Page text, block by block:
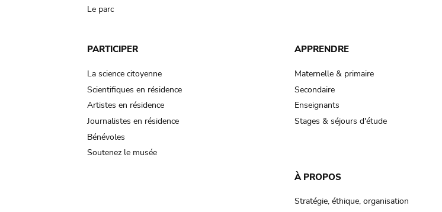
Le parc
PARTICIPER
La science citoyenne
Scientifiques en résidence
Artistes en résidence
Journalistes en résidence
Bénévoles
Soutenez le musée
APPRENDRE
Maternelle & primaire
Secondaire
Enseignants
Stages & séjours d'étude
À PROPOS
Stratégie, éthique, organisation